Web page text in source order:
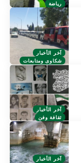
رياضة
آخر الأخبار
شكاوى ومتابعات
آخر الأخبار
ثقافة وفن
آخر الأخبار